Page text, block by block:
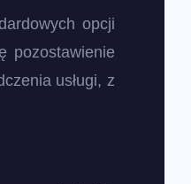
opcji
pozostawienie
usługi, z